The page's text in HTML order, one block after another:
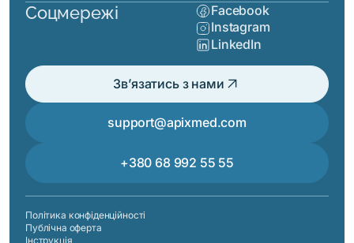
Соцмережі
Facebook
Instagram
LinkedIn
Зв’язатись з нами arrow_outward
support@apixmed.com
+380 68 992 55 55
Політика конфіденційності
Публічна оферта
Інструкція